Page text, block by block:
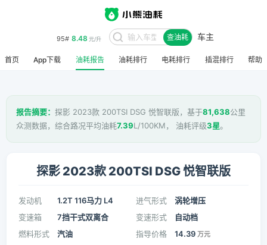
95# 8.48 元/升 查油耗 车主
首页 App下载 油耗报告 油耗排行 电耗排行 插混排行 帮助
报告摘要： 探影 2023款 200TSI DSG 悦智联版，基于81,638公里
众测数据，综合路况平均油耗7.39L/100KM， 油耗评级3星。
探影 2023款 200TSI DSG 悦智联版
发动机 1.2T 116马力 L4 进气形式
涡轮增压
变速箱
7挡干式双离合 变速形式
自动档
燃料形式
汽油 指导价格 14.39 万元